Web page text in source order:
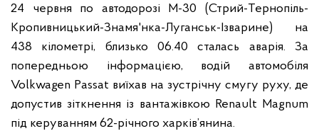
24 червня по автодорозі М-30 (Стрий-Тернопіль-
Кропивницький-Знамя'нка-Луганськ-Ізварине) на
438 кілометрі, близько 06.40 сталась аварія. За
попередньою інформацією, водій автомобіля
Volkwagen Рassat виїхав на зустрічну смугу руху, де
допустив зіткнення із вантажівкою Renault Magnum
під керуванням 62-річного харків’янина.